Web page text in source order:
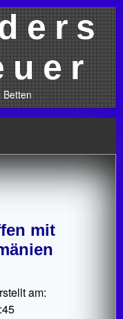
mit
am: